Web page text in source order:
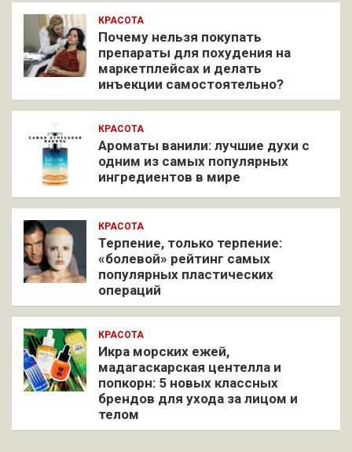
КРАСОТА
Почему нельзя покупать
препараты для похудения на
маркетплейсах и делать
инъекции самостоятельно?
КРАСОТА
Ароматы ванили: лучшие духи с
одним из самых популярных
ингредиентов в мире
КРАСОТА
Терпение, только терпение:
«болевой» рейтинг самых
популярных пластических
операций
КРАСОТА
Икра морских ежей,
мадагаскарская центелла и
попкорн: 5 новых классных
брендов для ухода за лицом и
телом